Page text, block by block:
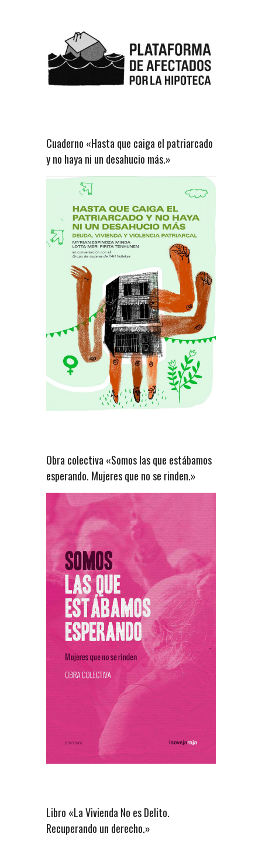
Cuaderno «Hasta que caiga el patriarcado
y no haya ni un desahucio más.»
Obra colectiva «Somos las que estábamos
esperando. Mujeres que no se rinden.»
Libro «La Vivienda No es Delito.
Recuperando un derecho.»